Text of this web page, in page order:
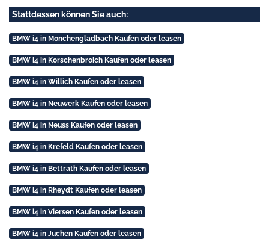
Stattdessen können Sie auch:
BMW i4 in Mönchengladbach Kaufen oder leasen
BMW i4 in Korschenbroich Kaufen oder leasen
BMW i4 in Willich Kaufen oder leasen
BMW i4 in Neuwerk Kaufen oder leasen
BMW i4 in Neuss Kaufen oder leasen
BMW i4 in Krefeld Kaufen oder leasen
BMW i4 in Bettrath Kaufen oder leasen
BMW i4 in Rheydt Kaufen oder leasen
BMW i4 in Viersen Kaufen oder leasen
BMW i4 in Jüchen Kaufen oder leasen